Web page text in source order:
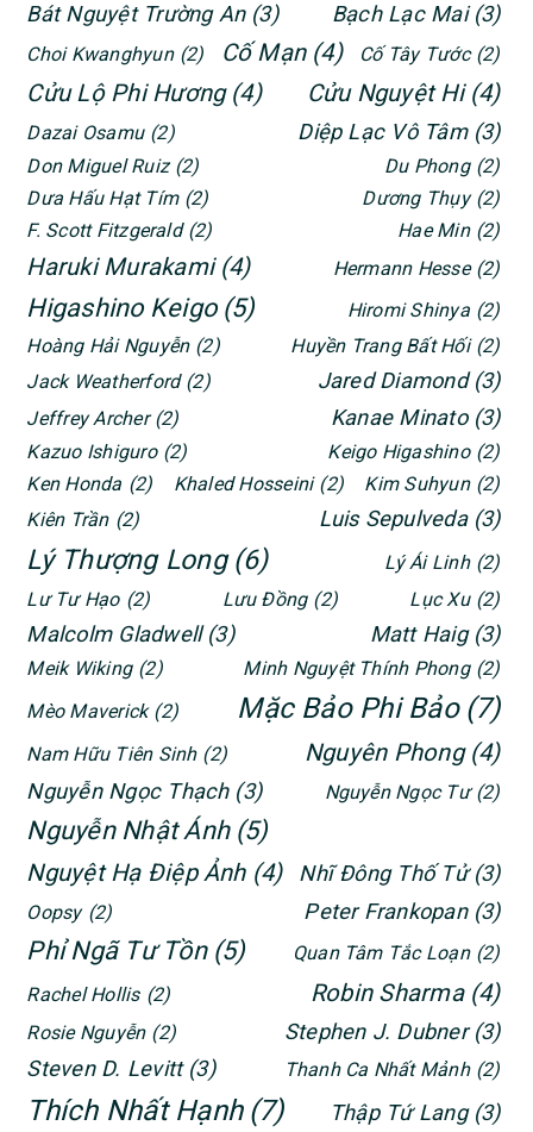
Bát Nguyệt Trường An (3) Bạch Lạc Mai (3)
Choi Kwanghyun (2) Cố Mạn (4) Cố Tây Tước (2)
Cửu Lộ Phi Hương (4) Cửu Nguyệt Hi (4)
Dazai Osamu (2) Diệp Lạc Vô Tâm (3)
Don Miguel Ruiz (2) Du Phong (2)
Dưa Hấu Hạt Tím (2) Dương Thụy (2)
F. Scott Fitzgerald (2) Hae Min (2)
Haruki Murakami (4) Hermann Hesse (2)
Higashino Keigo (5) Hiromi Shinya (2)
Hoàng Hải Nguyễn (2) Huyền Trang Bất Hối (2)
Jack Weatherford (2) Jared Diamond (3)
Jeffrey Archer (2) Kanae Minato (3)
Kazuo Ishiguro (2) Keigo Higashino (2)
Ken Honda (2) Khaled Hosseini (2) Kim Suhyun (2)
Kiên Trần (2) Luis Sepulveda (3)
Lý Thượng Long (6) Lý Ái Linh (2)
Lư Tư Hạo (2) Lưu Đồng (2) Lục Xu (2)
Malcolm Gladwell (3) Matt Haig (3)
Meik Wiking (2) Minh Nguyệt Thính Phong (2)
Mèo Maverick (2) Mặc Bảo Phi Bảo (7)
Nam Hữu Tiên Sinh (2) Nguyên Phong (4)
Nguyễn Ngọc Thạch (3) Nguyễn Ngọc Tư (2)
Nguyễn Nhật Ánh (5)
Nguyệt Hạ Điệp Ảnh (4) Nhĩ Đông Thố Tử (3)
Oopsy (2) Peter Frankopan (3)
Phỉ Ngã Tư Tồn (5) Quan Tâm Tắc Loạn (2)
Rachel Hollis (2) Robin Sharma (4)
Rosie Nguyễn (2) Stephen J. Dubner (3)
Steven D. Levitt (3) Thanh Ca Nhất Mảnh (2)
Thích Nhất Hạnh (7) Thập Tứ Lang (3)